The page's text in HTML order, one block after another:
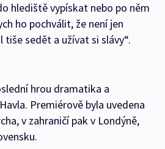
hlediště vypískat nebo po něm
ho pochválit, že není jen
sedět a užívat si slávy“.
hrou dramatika a
Premiérově byla uvedena
v zahraničí pak v Londýně,